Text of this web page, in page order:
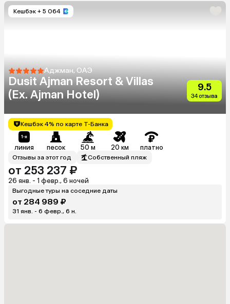
Кешбэк + 5 064
Аджман, ОАЭ
Dusit Ajman Resort & Villas
(Ex. Ajman Hotel)
9.5
34 отзыва
Кешбэк 4% по карте Т-Банка
линия песок 50 м 20 км платно
Отзывы за этот год Собственный пляж
от 253 237 ₽
26 янв. - 1 февр., 6 ночей
Выгодные туры на соседние даты
от 284 989 ₽
31 янв. - 6 февр., 6 н.